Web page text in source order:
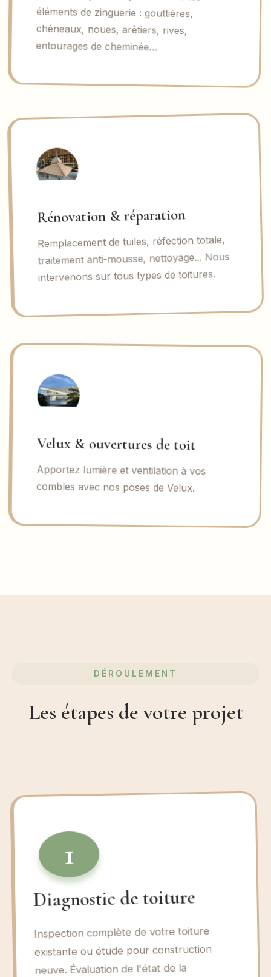
entourages de cheminée…
Rénovation & réparation
Remplacement de tuiles, réfection totale,
traitement anti-mousse, nettoyage... Nous
intervenons sur tous types de toitures.
Velux & ouvertures de toit
Apportez lumière et ventilation à vos
combles avec nos poses de Velux.
DÉROULEMENT
Les étapes de votre projet
1
Diagnostic de toiture
Inspection complète de votre toiture
existante ou étude pour construction
neuve. Évaluation de l'état de la